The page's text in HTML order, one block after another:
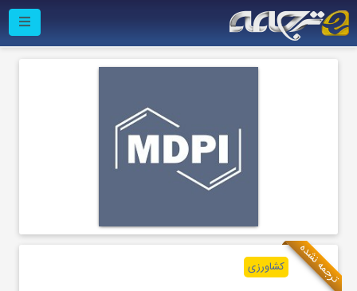
ترجمه نشده کشاورزی